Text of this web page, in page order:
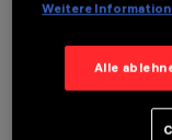
Weitere
Alle